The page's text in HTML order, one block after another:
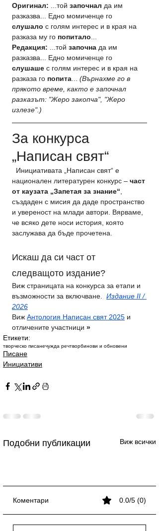
Оригинал: ...той започнал да им
разказва... Едно момиченце го
слушало с голям интерес и в края на
разказа му го попитало...
Редакция: ...той започна да им
разказва... Едно момиченце го
слушаше с голям интерес и в края на
разказа го попита... (Върнахме го в
прякото време, както е започнал
разказът: "Жеро закопча", "Жеро
излезе".)
За конкурса
„Написан свят“
национален литературен конкурс – част
от каузата „Запетая за знание“,
създаден с мисия да даде пространство
и увереност на млади автори. Вярваме,
че всяко дете носи история, която
заслужава да бъде прочетена.
Искаш да си част от
следващото издание?
Виж страницата на конкурса за етапи и
възможности за включване. Издание II /
2026
Виж Антология Написан свят 2025 и
отличените участници »
Етикети:
творческо писанечужда речтворбинови и обновени
Писане
Инициативи
Подобни публикации Виж всички
Коментари 0.0/5 (0)